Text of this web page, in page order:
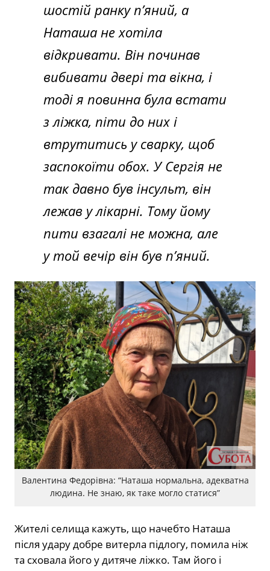
шостій ранку п’яний, а
Наташа не хотіла
відкривати. Він починав
вибивати двері та вікна, і
тоді я повинна була встати
з ліжка, піти до них і
втрутитись у сварку, щоб
заспокоїти обох. У Сергія не
так давно був інсульт, він
лежав у лікарні. Тому йому
пити взагалі не можна, але
у той вечір він був п’яний.
Валентина Федорівна: “Наташа нормальна, адекватна
людина. Не знаю, як таке могло статися”
Жителі селища кажуть, що начебто Наташа
після удару добре витерла підлогу, помила ніж
та сховала його у дитяче ліжко. Там його і